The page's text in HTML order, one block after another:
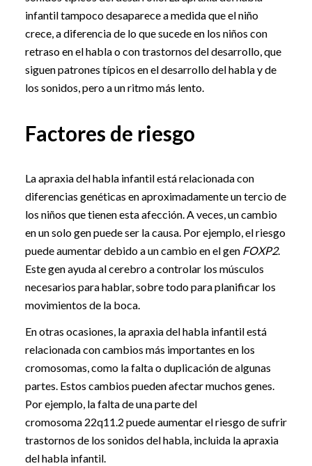
infantil tampoco desaparece a medida que el niño
crece, a diferencia de lo que sucede en los niños con
retraso en el habla o con trastornos del desarrollo, que
siguen patrones típicos en el desarrollo del habla y de
los sonidos, pero a un ritmo más lento.
Factores de riesgo
La apraxia del habla infantil está relacionada con
diferencias genéticas en aproximadamente un tercio de
los niños que tienen esta afección. A veces, un cambio
en un solo gen puede ser la causa. Por ejemplo, el riesgo
puede aumentar debido a un cambio en el gen FOXP2.
Este gen ayuda al cerebro a controlar los músculos
necesarios para hablar, sobre todo para planificar los
movimientos de la boca.
En otras ocasiones, la apraxia del habla infantil está
relacionada con cambios más importantes en los
cromosomas, como la falta o duplicación de algunas
partes. Estos cambios pueden afectar muchos genes.
Por ejemplo, la falta de una parte del
cromosoma 22q11.2 puede aumentar el riesgo de sufrir
trastornos de los sonidos del habla, incluida la apraxia
del habla infantil.